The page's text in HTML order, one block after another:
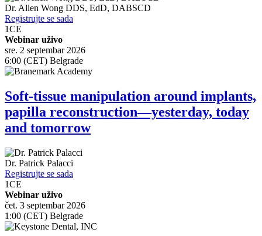
Dr. Allen Wong DDS, EdD, DABSCD
Registrujte se sada
1CE
Webinar uživo
sre. 2 septembar 2026
6:00 (CET) Belgrade
Soft-tissue manipulation around implants,
papilla reconstruction—yesterday, today
and tomorrow
Dr. Patrick Palacci
Registrujte se sada
1CE
Webinar uživo
čet. 3 septembar 2026
1:00 (CET) Belgrade